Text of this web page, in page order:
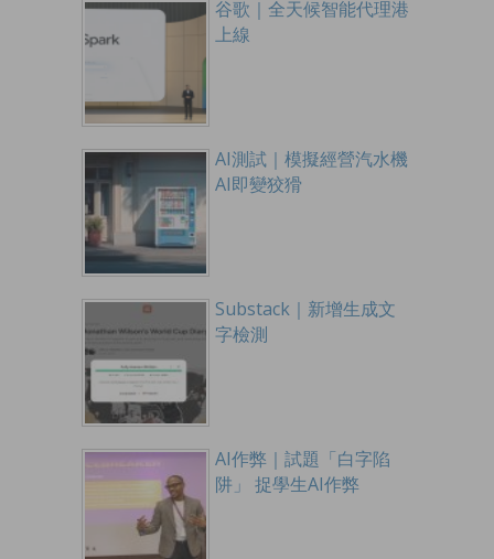
谷歌｜全天候智能代理港
上線
AI測試｜模擬經營汽水機
AI即變狡猾
Substack｜新增生成文
字檢測
AI作弊｜試題「白字陷
阱」 捉學生AI作弊